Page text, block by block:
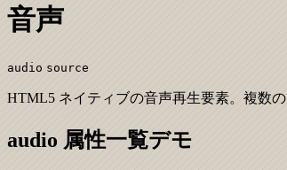
音声
audio source
HTML5 ネイティブの音声再生要素。複数の
audio 属性一覧デモ